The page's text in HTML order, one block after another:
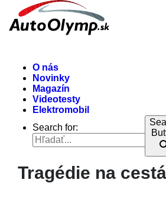
O nás
Novinky
Magazín
Videotesty
Elektromobil
Search for:
Tragédie na